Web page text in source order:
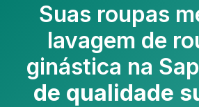
Suas roupas
lavagem de
ginástica na
de qualidade